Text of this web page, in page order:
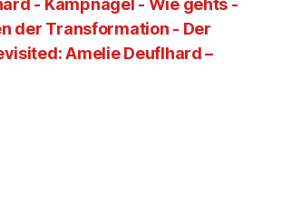
der Transformation - Der
Amelie Deuflhard –